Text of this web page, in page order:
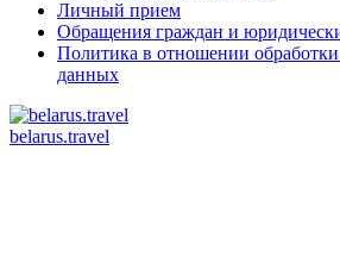
Личный прием
Обращения граждан и
Политика в отношении
данных
belarus.travel